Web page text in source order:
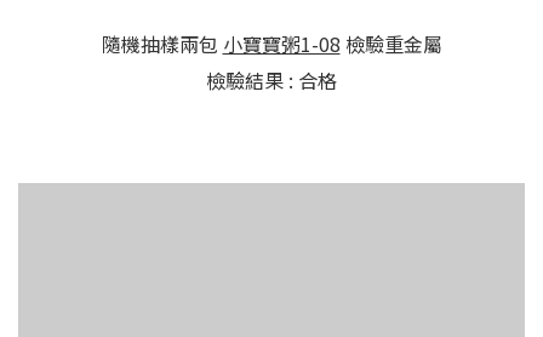
隨機抽樣兩包 小寶寶粥1-08 檢驗重金屬
檢驗結果 : 合格